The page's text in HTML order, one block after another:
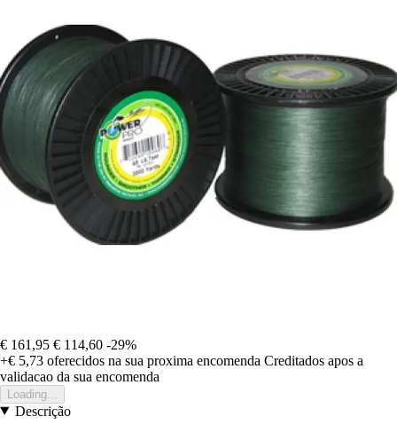
€ 161,95 € 114,60 -29%
+€ 5,73 oferecidos na sua proxima encomenda Creditados apos a
validacao da sua encomenda
Loading...
Descrição